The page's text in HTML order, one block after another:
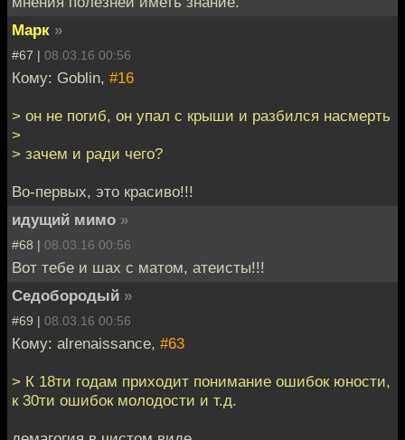
Марк »
#67 | 08.03.16 00:56
Кому: Goblin, #16
> он не погиб, он упал с крыши и разбился насмерть
>
> зачем и ради чего?
Во-первых, это красиво!!!
идущий мимо »
#68 | 08.03.16 00:56
Вот тебе и шах с матом, атеисты!!!
Седобородый »
#69 | 08.03.16 00:56
Кому: alrenaissance, #63
> К 18ти годам приходит понимание ошибок юности,
к 30ти ошибок молодости и т.д.